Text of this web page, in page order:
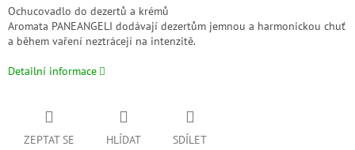
Ochucovadlo do dezertů a krémů
Aromata PANEANGELI dodávají dezertům jemnou a harmonickou chuť
a během vaření neztrácejí na intenzitě.
Detailní informace
ZEPTAT SE HLÍDAT SDÍLET